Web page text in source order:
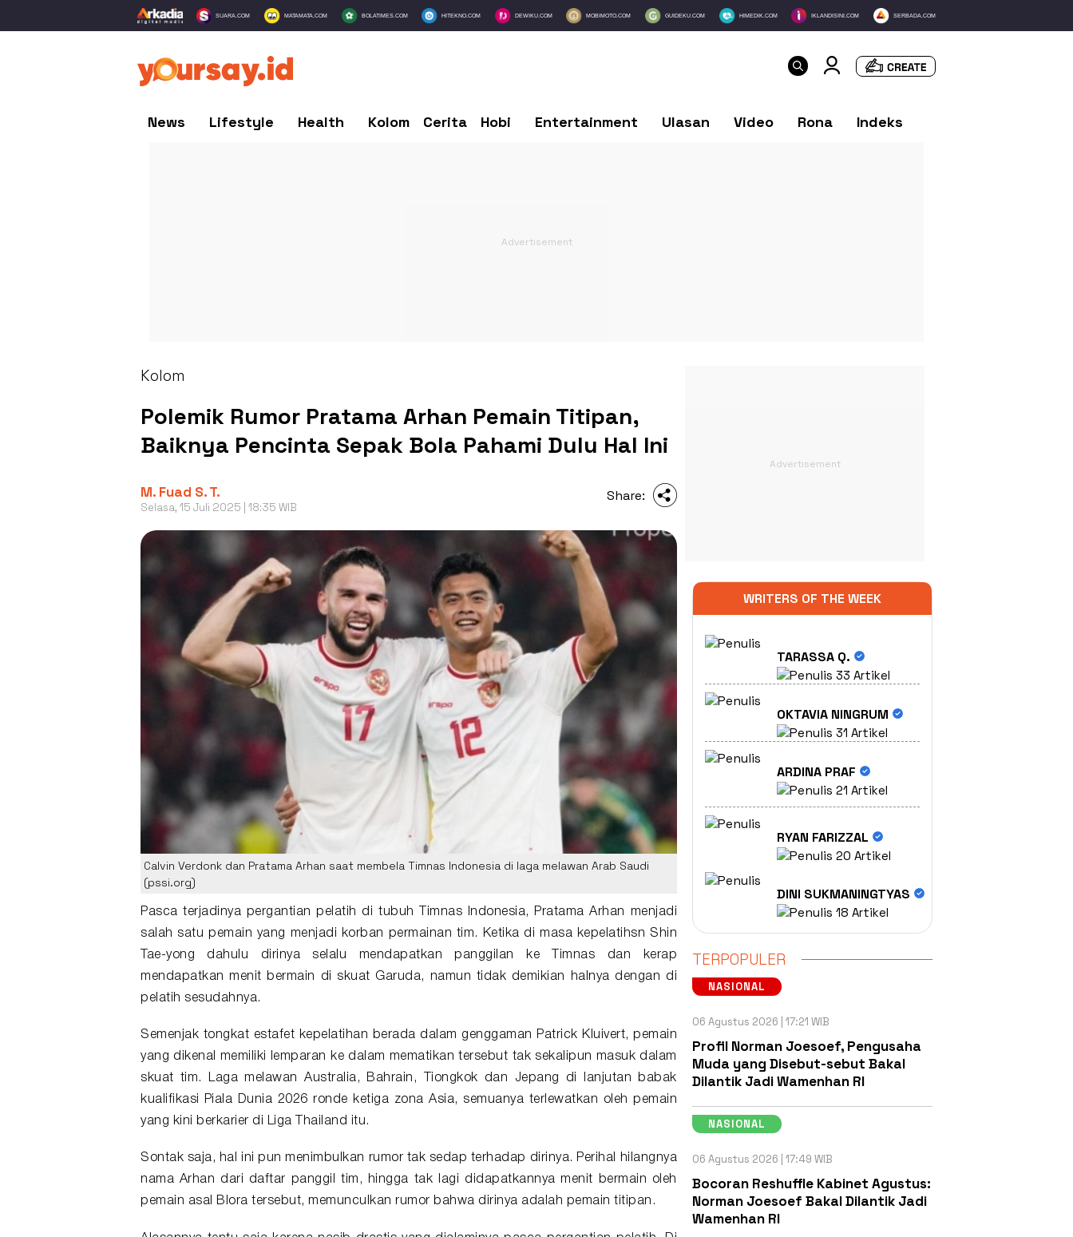
SUARA.COM MATAMATA.COM BOLATIMES.COM HITEKNO.COM DEWIKU.COM MOBIMOTO.COM GUIDEKU.COM HIMEDIK.COM IKLANDISINI.COM SERBADA.COM
News Lifestyle Health Kolom Cerita Hobi Entertainment Ulasan Video Rona Indeks
Kolom
Polemik Rumor Pratama Arhan Pemain Titipan,
Baiknya Pencinta Sepak Bola Pahami Dulu Hal Ini
M. Fuad S. T.
Selasa, 15 Juli 2025 | 18:35 WIB
Share:
Calvin Verdonk dan Pratama Arhan saat membela Timnas Indonesia di laga melawan Arab Saudi
(pssi.org)
Pasca terjadinya pergantian pelatih di tubuh Timnas Indonesia, Pratama Arhan
menjadi
salah satu pemain yang menjadi korban permainan tim. Ketika di masa kepelatihsn Shin
Tae-yong dahulu dirinya selalu mendapatkan panggilan ke
Timnas dan kerap
mendapatkan menit bermain di skuat Garuda, namun tidak demikian halnya dengan di
pelatih sesudahnya.
Semenjak tongkat estafet kepelatihan berada dalam genggaman Patrick Kluivert, pemain
yang dikenal memiliki lemparan ke dalam mematikan tersebut tak sekalipun masuk dalam
skuat tim. Laga melawan Australia, Bahrain, Tiongkok dan Jepang di lanjutan babak
kualifikasi Piala Dunia 2026 ronde ketiga zona Asia, semuanya terlewatkan oleh pemain
yang kini berkarier di Liga Thailand itu.
Sontak saja, hal ini pun menimbulkan rumor tak sedap terhadap dirinya. Perihal hilangnya
nama Arhan dari daftar panggil tim, hingga tak lagi didapatkannya menit bermain oleh
pemain asal Blora tersebut, memunculkan rumor bahwa dirinya adalah pemain titipan .
WRITERS OF THE WEEK
TARASSA Q.
33 Artikel
OKTAVIA NINGRUM
31 Artikel
ARDINA PRAF
21 Artikel
RYAN FARIZZAL
20 Artikel
DINI SUKMANINGTYAS
18 Artikel
TERPOPULER
NASIONAL
06 Agustus 2026 | 17:21 WIB
Profil Norman Joesoef, Pengusaha
Muda yang Disebut-sebut Bakal
Dilantik Jadi Wamenhan RI
NASIONAL
06 Agustus 2026 | 17:49 WIB
Bocoran Reshuffle Kabinet Agustus:
Norman Joesoef Bakal Dilantik Jadi
Wamenhan RI